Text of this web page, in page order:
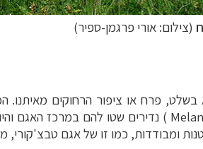
(צילום:אורי פרגמן-ספיר)
פרח או ציפור הרחוקים מאיתנו.
) נדירים שטו להם במרכז האגם
ומבודדות, כמו זו של אגם טבצ'קורי,
לכם »
למידע נוסף »
על השירות »